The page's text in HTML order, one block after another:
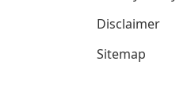
Disclaimer
Sitemap